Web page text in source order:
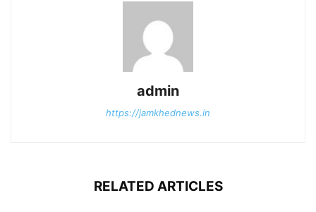
admin
https://jamkhednews.in
RELATED ARTICLES